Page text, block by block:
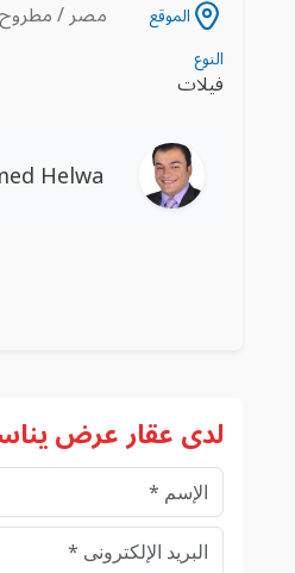
الموقع مصر / مطروح
النوع
فيلات
Helwa
لدى عقار عرض